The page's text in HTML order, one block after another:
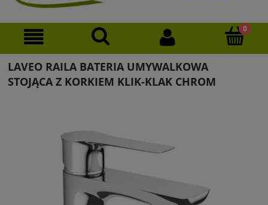
LAVEO RAILA BATERIA UMYWALKOWA
STOJĄCA Z KORKIEM KLIK-KLAK CHROM